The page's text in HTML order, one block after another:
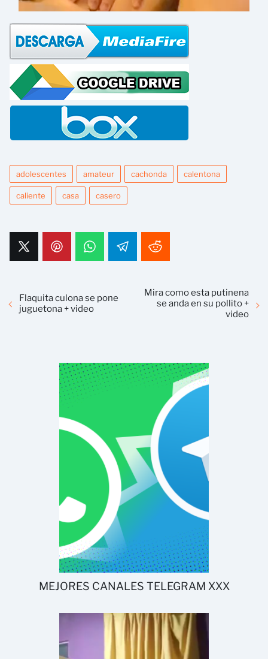
adolescentes amateur cachonda calentona
caliente casa casero
Flaquita culona se pone
juguetona + video
Mira como esta putinena
se anda en su pollito +
video
MEJORES CANALES TELEGRAM XXX